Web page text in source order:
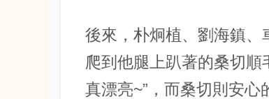
後來，朴炯植、劉海鎮
爬到他腿上趴著的桑切
真漂亮~”，而桑切則安心